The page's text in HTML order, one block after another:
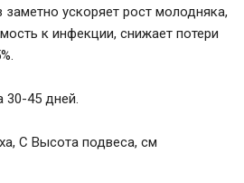
ускоряет рост молодняка,
к инфекции, снижает потери
30-45 дней.
С Высота подвеса, см